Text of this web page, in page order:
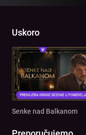
Uskoro
Senke nad Balkanom